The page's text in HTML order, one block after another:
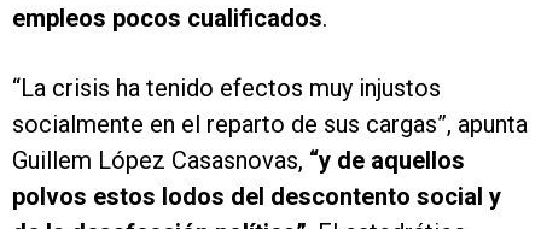
empleos pocos cualificados.
“La crisis ha tenido efectos muy injustos
socialmente en el reparto de sus cargas”, apunta
Guillem López Casasnovas, “y de aquellos
polvos estos lodos del descontento social y